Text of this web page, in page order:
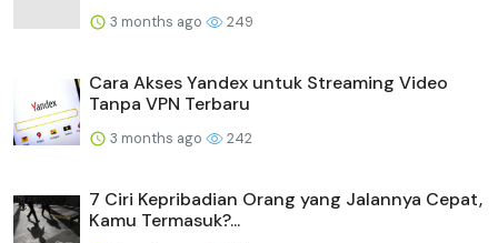
3 months ago 249
Cara Akses Yandex untuk Streaming Video
Tanpa VPN Terbaru
3 months ago 242
7 Ciri Kepribadian Orang yang Jalannya Cepat,
Kamu Termasuk?...